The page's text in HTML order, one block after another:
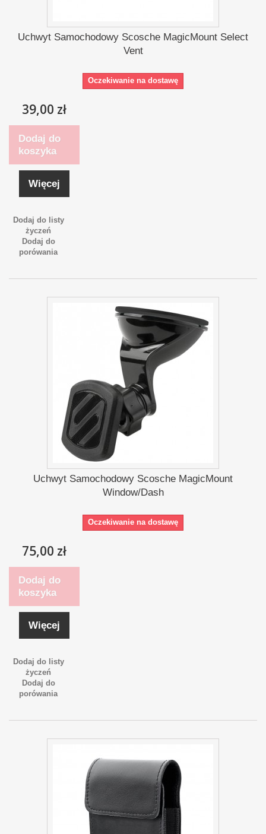
Uchwyt Samochodowy Scosche MagicMount Select
Vent
Oczekiwanie na dostawę
39,00 zł
Dodaj do
koszyka
Więcej
Dodaj do listy
życzeń
Dodaj do
porówania
Uchwyt Samochodowy Scosche MagicMount
Window/Dash
Oczekiwanie na dostawę
75,00 zł
Dodaj do
koszyka
Więcej
Dodaj do listy
życzeń
Dodaj do
porówania